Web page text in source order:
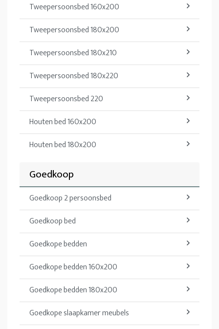
Tweepersoonsbed 160x200
Tweepersoonsbed 180x200
Tweepersoonsbed 180x210
Tweepersoonsbed 180x220
Tweepersoonsbed 220
Houten bed 160x200
Houten bed 180x200
Goedkoop
Goedkoop 2 persoonsbed
Goedkoop bed
Goedkope bedden
Goedkope bedden 160x200
Goedkope bedden 180x200
Goedkope slaapkamer meubels